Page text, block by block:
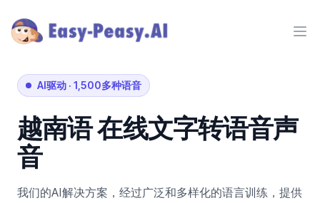
AI驱动 · 1,500多种语音
越南语在线文字转语音声
音
我们的AI解决方案，经过广泛和多样化的语言训练，提供